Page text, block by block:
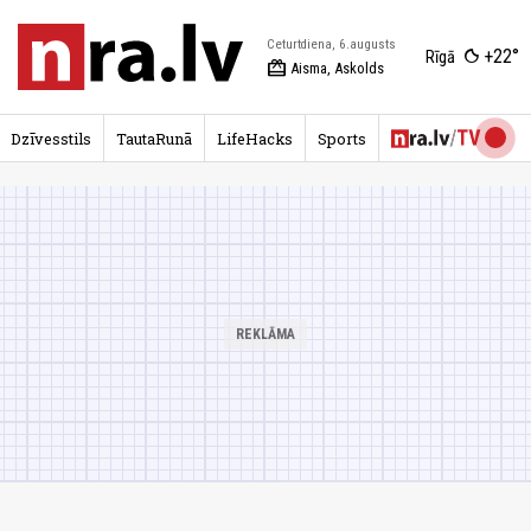
Ceturtdiena, 6.augusts
redeem Aisma, Askolds
Rīgā +22°
Dzīvesstils TautaRunā LifeHacks Sports